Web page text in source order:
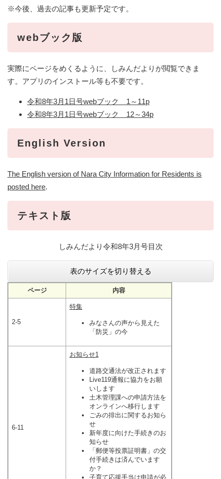
※今後、過去の記事も更新予定です。
webブック版
実際にページをめくるように、しみんだよりが閲覧できま
す。アプリのインストール等も不要です。
令和8年3月1日号webブック 1～11p
令和8年3月1日号webブック 12～34p
English Version
The English version of Nara City Information for Residents is
posted here.
テキスト版
しみんだより令和8年3月号目次
表のサイズを切り替える
ページ 内容
2-5
特集
みなさんの声から見えた
「防災」の今
6-11
お知らせ1
道路交通法が改正されます
Live119通報に協力をお願
いします
土木管理課への申請方法を
オンラインへ移行します
ごみの排出に関するお知ら
せ
新年度に向けた手続きのお
知らせ
「郵便等投票証明書」の交
付手続きは済んでいます
か？
子育て応援手当は申請が必